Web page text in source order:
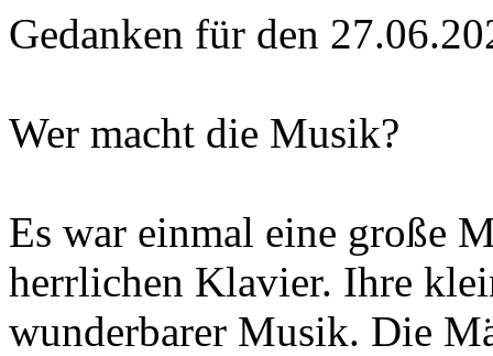
Gedanken für den
Wer macht die Musik?
Es war einmal eine große
herrlichen Klavier. Ihre
wunderbarer Musik. Die